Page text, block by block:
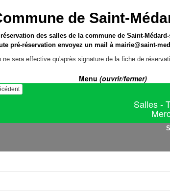
de Saint-
des salles de la commune de Saint-
pré-réservation envoyez un mail àmairie@saint-
ne sera effective qu'après signature de la fiche de
Menu (ouvrir/fermer)
Salles -